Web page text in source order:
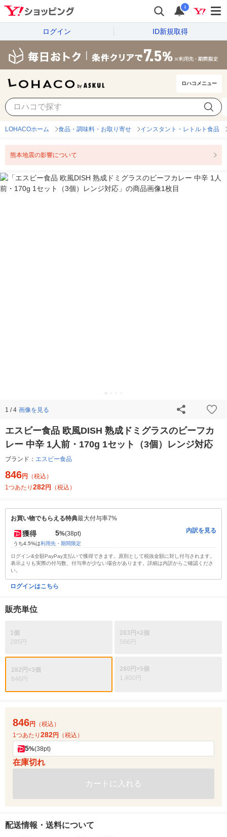
i
ログイン ID新規取得
ロハコメニュー
LOHACOホーム 食品・調味料・お取り寄せ インスタント・レトルト食品
熊本地震の影響について
1 / 4 画像を見る
エスビー食品 欧風DISH 熟成ドミグラスのビーフカ
レー 中辛 1人前・170g 1セット（3個）レンジ対応
ブランド： エスビー食品
846円
（税込）
1つあたり 282円 （税込）
お買い物でもらえる特典最大付与率7%
獲得 5%(38pt)
うち4.5%は利用先・期間限定
内訳を見る
ログイン&全額PayPay支払いで獲得できます。原則として税抜金額に対し付与されます。
表示よりも実際の付与数、付与率が少ない場合があります。詳細は内訳からご確認くださ
い。
ログインはこちら
販売単位
1個
285円
283円×2個
566円
282円×3個
846円
280円×5個
1,400円
846円
（税込）
1つあたり 282円 （税込）
5%(38pt)
在庫切れ
カートに入れる
配送情報・送料について